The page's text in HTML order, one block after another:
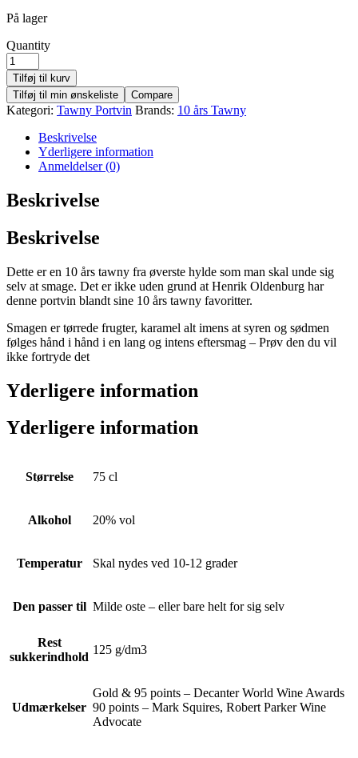
På lager
Quantity
Tilføj til kurv
Tilføj til min ønskeliste
Compare
Kategori: Tawny Portvin Brands: 10 års Tawny
Beskrivelse
Yderligere information
Anmeldelser (0)
Beskrivelse
Beskrivelse
Dette er en 10 års tawny fra øverste hylde som man skal unde sig
selv at smage. Det er ikke uden grund at Henrik Oldenburg har
denne portvin blandt sine 10 års tawny favoritter.
Smagen er tørrede frugter, karamel alt imens at syren og sødmen
følges hånd i hånd i en lang og intens eftersmag – Prøv den du vil
ikke fortryde det
Yderligere information
Yderligere information
Størrelse 75 cl
Alkohol 20% vol
Temperatur Skal nydes ved 10-12 grader
Den passer til Milde oste – eller bare helt for sig selv
Rest
sukkerindhold
125 g/dm3
Udmærkelser
Gold & 95 points – Decanter World Wine Awards
90 points – Mark Squires, Robert Parker Wine
Advocate